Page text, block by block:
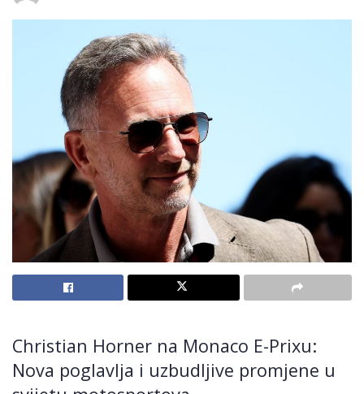
Christian Horner na Monaco E-Prixu:
Nova poglavlja i uzbudljive promjene u